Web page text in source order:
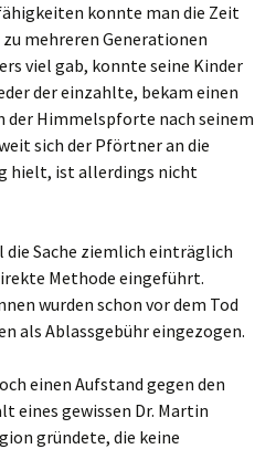
konnte man die Zeit
mehreren Generationen
viel gab, konnte seine Kinder
der einzahlte, bekam einen
der Himmelspforte nach seinem
sich der Pförtner an die
hielt, ist allerdings nicht
Sache ziemlich einträglich
Methode eingeführt.
wurden schon vor dem Tod
als Ablassgebühr eingezogen.
einen Aufstand gegen den
eines gewissen Dr. Martin
gründete, die keine